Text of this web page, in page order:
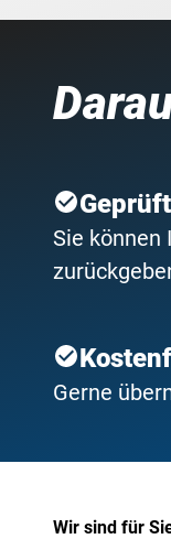
Sie können
Gerne
Wir sind für